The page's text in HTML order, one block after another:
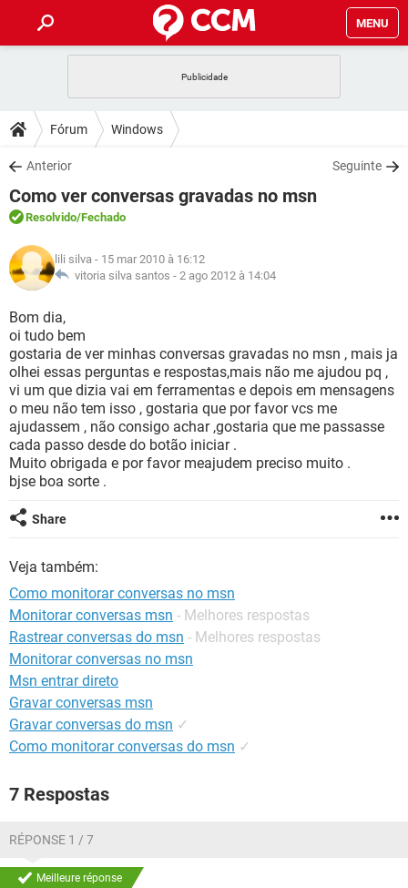
MENU
CELULAR
OUTLOOK
INSTAGRAM GMAIL
GUIA DE COMPRAS
DICAS
JOGOS
OUTLOOK
INSTAGRAM
GUIA DE COMPRAS
DOWNLOADS
JOGOS WHATSAPP
CELULAR
OUTLOOK
INSTAGRAM
GUIA DE COMPRAS
FÓRUM
JOGOS
CELULAR FACEBOOK
INSTAGRAM
GUIA DE COMPRAS
GLOSSÁRIO
JOGOS
CELULAR
OUTLOOK EXCEL
INSTAGRAM GMAIL
GUIA DE COMPRAS
Fórum Windows
Anterior Seguinte
Como ver conversas gravadas no msn
Resolvido/Fechado
lili silva - 15 mar 2010 à 16:12
vitoria silva santos - 2 ago 2012 à 14:04
Bom dia,
oi tudo bem
gostaria de ver minhas conversas gravadas no msn , mais ja
olhei essas perguntas e respostas,mais não me ajudou pq ,
vi um que dizia vai em ferramentas e depois em mensagens
o meu não tem isso , gostaria que por favor vcs me
ajudassem , não consigo achar ,gostaria que me passasse
cada passo desde do botão iniciar .
Muito obrigada e por favor meajudem preciso muito .
bjse boa sorte .
Share
Veja também:
Como monitorar conversas no msn
Monitorar conversas msn - Melhores respostas
Rastrear conversas do msn - Melhores respostas
Monitorar conversas no msn
Msn entrar direto
Gravar conversas msn
Gravar conversas do msn ✓
Como monitorar conversas do msn ✓
7 Respostas
RÉPONSE 1 / 7
Meilleure réponse